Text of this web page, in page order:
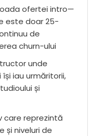
ofertei intro—
este doar 25-
de
churn-ului
unde
iau urmăritorii,
și
care reprezintă
și niveluri de